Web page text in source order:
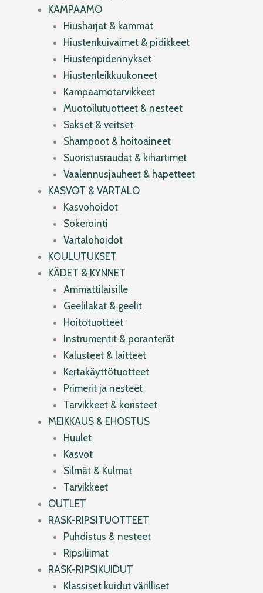
KAMPAAMO
Hiusharjat & kammat
Hiustenkuivaimet & pidikkeet
Hiustenpidennykset
Hiustenleikkuukoneet
Kampaamotarvikkeet
Muotoilutuotteet & nesteet
Sakset & veitset
Shampoot & hoitoaineet
Suoristusraudat & kihartimet
Vaalennusjauheet & hapetteet
KASVOT & VARTALO
Kasvohoidot
Sokerointi
Vartalohoidot
KOULUTUKSET
KÄDET & KYNNET
Ammattilaisille
Geelilakat & geelit
Hoitotuotteet
Instrumentit & poranterät
Kalusteet & laitteet
Kertakäyttötuotteet
Primerit ja nesteet
Tarvikkeet & koristeet
MEIKKAUS & EHOSTUS
Huulet
Kasvot
Silmät & Kulmat
Tarvikkeet
OUTLET
RASK-RIPSITUOTTEET
Puhdistus & nesteet
Ripsiliimat
RASK-RIPSIKUIDUT
Klassiset kuidut värilliset